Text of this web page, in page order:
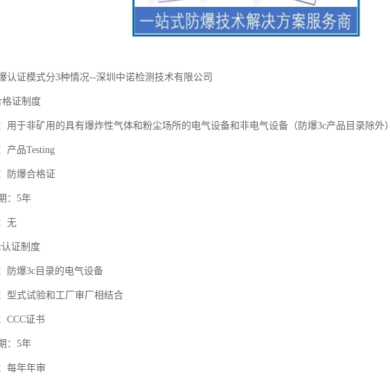
认证模式分3种情况--深圳中诺检测技术有限公司
格证制度
用于非矿用的具有爆炸性气体和粉尘场所的电气设备和非电气设备（防爆3c产品目录除外）
产品Testing
防爆合格证
：5年
无
证制度
防爆3c目录的电气设备
型式试验和工厂审厂相结合
CCC证书
：5年
每年年审